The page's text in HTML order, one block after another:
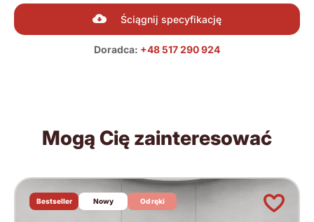
Ściągnij specyfikację
Doradca: +48 517 290 924
Mogą Cię zainteresować
Bestseller Nowy Od ręki